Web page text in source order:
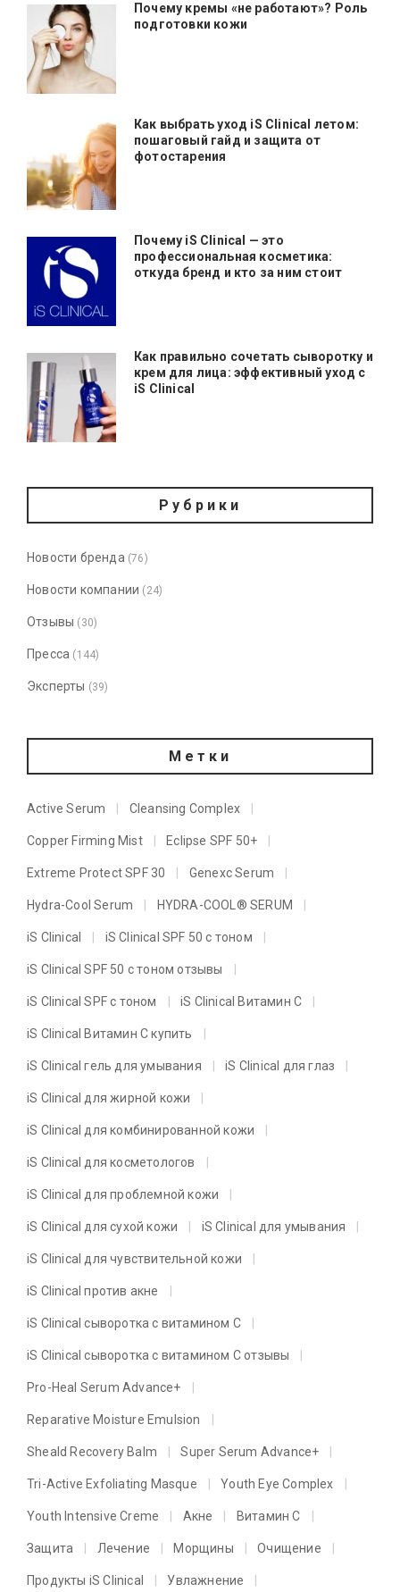
Почему кремы «не работают»? Роль
подготовки кожи
Как выбрать уход iS Clinical летом:
пошаговый гайд и защита от
фотостарения
Почему iS Clinical — это
профессиональная косметика:
откуда бренд и кто за ним стоит
Как правильно сочетать сыворотку и
крем для лица: эффективный уход с
iS Clinical
Рубрики
Новости бренда (76)
Новости компании (24)
Отзывы (30)
Пресса (144)
Эксперты (39)
Метки
Active Serum Cleansing Complex
Copper Firming Mist Eclipse SPF 50+
Extreme Protect SPF 30 Genexc Serum
Hydra-Cool Serum HYDRA-COOL® SERUM
iS Clinical iS Clinical SPF 50 с тоном
iS Clinical SPF 50 с тоном отзывы
iS Clinical SPF с тоном iS Clinical Витамин C
iS Clinical Витамин C купить
iS Clinical гель для умывания iS Clinical для глаз
iS Clinical для жирной кожи
iS Clinical для комбинированной кожи
iS Clinical для косметологов
iS Clinical для проблемной кожи
iS Clinical для сухой кожи iS Clinical для умывания
iS Clinical для чувствительной кожи
iS Clinical против акне
iS Clinical сыворотка с витамином C
iS Clinical сыворотка с витамином C отзывы
Pro-Heal Serum Advance+
Reparative Moisture Emulsion
Sheald Recovery Balm Super Serum Advance+
Tri-Active Exfoliating Masque Youth Eye Complex
Youth Intensive Creme Акне Витамин C
Защита Лечение Морщины Очищение
Продукты iS Clinical Увлажнение